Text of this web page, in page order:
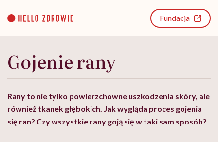
content
Fundacja
Gojenie rany
Rany to nie tylko powierzchowne uszkodzenia skóry, ale
również tkanek głębokich. Jak wygląda proces gojenia
się ran? Czy wszystkie rany goją się w taki sam sposób?